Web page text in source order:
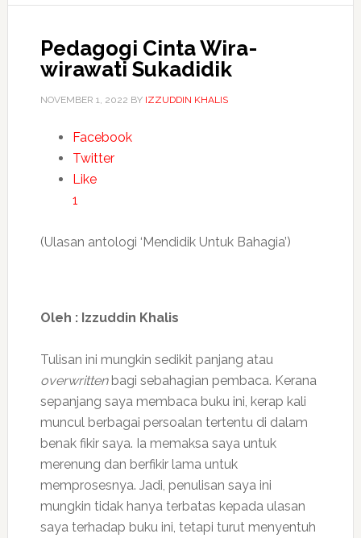
Pedagogi Cinta Wira-
wirawati Sukadidik
NOVEMBER 1, 2022 BY IZZUDDIN KHALIS
Facebook
Twitter
Like
1
(Ulasan antologi ‘Mendidik Untuk Bahagia’)
Oleh : Izzuddin Khalis
Tulisan ini mungkin sedikit panjang atau
overwrittenbagi sebahagian pembaca. Kerana
sepanjang saya membaca buku ini, kerap kali
muncul berbagai persoalan tertentu di dalam
benak fikir saya. Ia memaksa saya untuk
merenung dan berfikir lama untuk
memprosesnya. Jadi, penulisan saya ini
mungkin tidak hanya terbatas kepada ulasan
saya terhadap buku ini, tetapi turut menyentuh